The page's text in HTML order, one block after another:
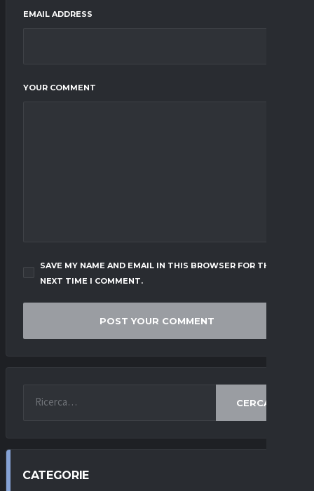
EMAIL ADDRESS
YOUR COMMENT
SAVE MY NAME AND EMAIL IN THIS BROWSER FOR THE
NEXT TIME I COMMENT.
CERCA
CATEGORIE